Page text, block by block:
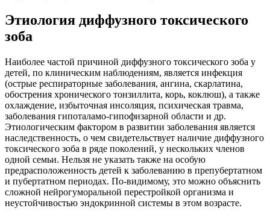
Этиология диффузного токсического
зоба
Наиболее частой причиной диффузного токсического зоба у
детей, по клиническим наблюдениям, является инфекция
(острые респираторные заболевания, ангина, скарлатина,
обострения хронического тонзиллита, корь, коклюш), а также
охлаждение, избыточная инсоляция, психическая травма,
заболевания гипоталамо-гипофизарной области и др.
Этиологическим фактором в развитии заболевания является
наследственность, о чем свидетельствует наличие диффузного
токсического зоба в ряде поколений, у нескольких членов
одной семьи. Нельзя не указать также на особую
предрасположенность детей к заболеванию в препубертатном
и пубертатном периодах. По-видимому, это можно объяснить
сложной нейрогуморальной перестройкой организма и
неустойчивостью эндокринной системы в этом возрасте.